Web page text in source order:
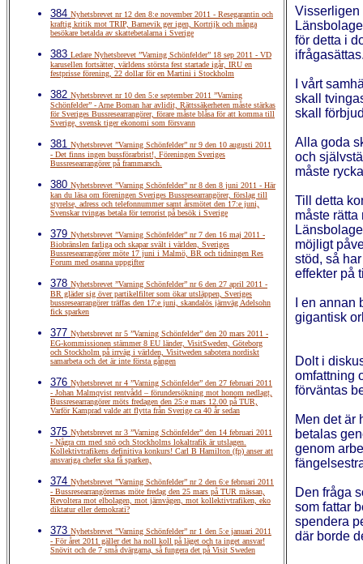
384 Nyhetsbrevet nr 12 den 8:e november 2011 - Resegarantin och
kraftig kritik mot TRIP, Barnevik ger igen, Kortrijk och många
besökare betalda av skattebetalarna i Sverige
383 Ledare Nyhetsbrevet ”Varning Schönfelder” 18 sep 2011 - VD
karusellen fortsätter, världens största fest startade igår, IRU en
festprisse förening, 22 dollar för en Martini i Stockholm
382 Nyhetsbrevet nr 10 den 5:e september 2011 ”Varning
Schönfelder” - Arne Boman har avlidit, Rättssäkerheten måste stärkas
för Sveriges Bussresearrangörer, förare måste blåsa för att komma till
Sverige, svensk tiger ekonomi som försvann
381 Nyhetsbrevet ”Varning Schönfelder” nr 9 den 10 augusti 2011
- Det finns ingen bussförarbrist!, Föreningen Sveriges
Bussresearrangörer på frammarsch.
380 Nyhetsbrevet ”Varning Schönfelder” nr 8 den 8 juni 2011 - Här
kan du läsa om föreningen Sveriges Bussresearrangörer, förslag till
styrelse, adress och telefonnummer samt årsmötet den 17:e juni,
Svenskar tvingas betala för terrorist på besök i Sverige
379 Nyhetsbrevet ”Varning Schönfelder” nr 7 den 16 maj 2011 -
Biobränslen farliga och skapar svält i världen, Sveriges
Bussresearrangörer möte 17 juni i Malmö, BR och tidningen Res
Forum med osanna uppgifter
378 Nyhetsbrevet ”Varning Schönfelder” nr 6 den 27 april 2011 -
BR gläder sig över partikelfilter som ökar utsläppen, Sveriges
bussresearrangörer träffas den 17:e juni, skandalös järnväg Adelsohn
fick sparken
377 Nyhetsbrevet nr 5 ”Varning Schönfelder” den 20 mars 2011 -
EG-kommissionen stämmer 8 EU länder, VisitSweden, Göteborg
och Stockholm på irrväg i världen, Visitweden sabotera nordiskt
samarbeta och det är inte första gången
376 Nyhetsbrevet nr 4 ”Varning Schönfelder” den 27 februari 2011
- Johan Malmqvist rentvådd – förundersökning mot honom nedlagt,
Bussresearrangörer möts fredagen den 25:e mars 12.00 på TUR,
Varför Kamprad valde att flytta från Sverige ca 40 år sedan
375 Nyhetsbrevet nr 3 ”Varning Schönfelder” den 14 februari 2011
- Några cm med snö och Stockholms lokaltrafik är utslagen.
Kollektivtrafikens definitiva konkurs! Carl B Hamilton (fp) anser att
ansvariga chefer ska få sparken,
374 Nyhetsbrevet ”Varning Schönfelder” nr 2 den 6:e februari 2011
- Bussresearrangörernas möte fredag den 25 mars på TUR mässan,
Revoltera mot elbolagen, mot järnvägen, mot kollektivtrafiken, eko
diktatur eller demokrati?
373 Nyhetsbrevet ”Varning Schönfelder” nr 1 den 5:e januari 2011
- För året 2011 gäller det ha noll koll på läget och ta inget ansvar!
Snövit och de 7 små dvärgarna, så fungera det på Visit Sweden
Visserligen
för detta i
I vårt
skall
skall
Alla goda
och
måste
Till detta
måste
möjligt
stöd, så
effekter på
I en
gigantisk
Dolt i
omfattning
förväntas
Men det är
betalas
genom
Den fråga
som fattar
spendera
där borde